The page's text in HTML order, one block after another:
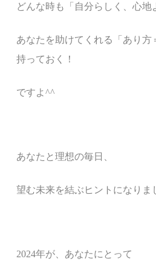
どんな時も 「自分らしく、心地
あなたを助けてくれる「あり方
持っておく！
ですよ^^
あなたと理想の毎日、
望む未来を結ぶ ヒント になりま
2024年が、あなたにとって